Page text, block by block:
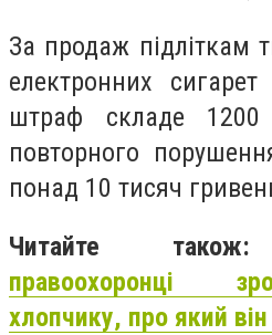
За продаж підліткам
електронних
штраф складе
повторного
понад 10 тисяч
Читайте
правоохоронці
хлопчику, про який